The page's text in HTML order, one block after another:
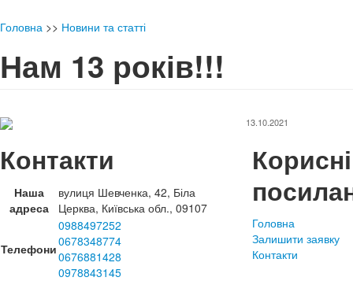
Головна >> Новини та статті
Нам 13 років!!!
13.10.2021
Контакти
Наша
адреса
вулиця Шевченка, 42, Біла
Церква, Київська обл., 09107
Телефони
0988497252
0678348774
0676881428
0978843145
Корисні
Головна
Залишити заявку
Контакти